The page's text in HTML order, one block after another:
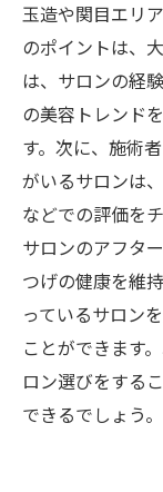
玉造や関目エリ
のポイントは、
は、サロンの経
の美容トレンド
す。次に、施術
がいるサロンは
などでの評価を
サロンのアフタ
つげの健康を維
っているサロン
ことができます
ロン選びをする
できるでしょう。